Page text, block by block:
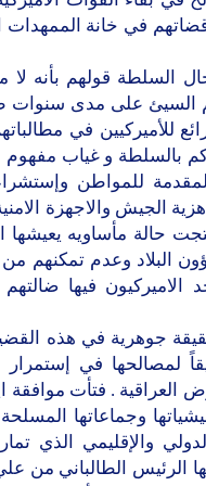
في خانة الممهدات
قولهم بأنه لا
السيئ على مدى
للأميركيين في
بالسلطة و غياب مفهوم
للمواطن
الجيش والاجهزة
حالة مأساويه يعيشها
البلاد وعدم تمكنهم من
فيها ضالتهم
جوهرية في هذه
لمصالحها في إستمرار
العراقية . فتأت موافقة
وجماعاتها
والإقليمي الذي
الرئيس الطالباني من